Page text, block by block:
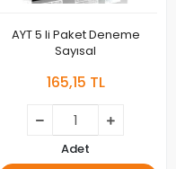
AYT 5 li Paket Deneme
Sayısal
165,15 TL
Adet